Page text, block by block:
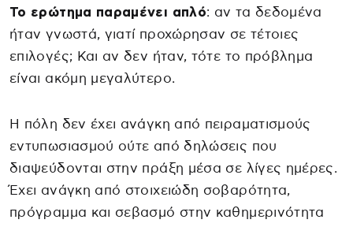
Το ερώτημα παραμένει απλό: αν τα δεδομένα
ήταν γνωστά, γιατί προχώρησαν σε τέτοιες
επιλογές; Και αν δεν ήταν, τότε το πρόβλημα
είναι ακόμη μεγαλύτερο.
Η πόλη δεν έχει ανάγκη από πειραματισμούς
εντυπωσιασμού ούτε από δηλώσεις που
διαψεύδονται στην πράξη μέσα σε λίγες ημέρες.
Έχει ανάγκη από στοιχειώδη σοβαρότητα,
πρόγραμμα και σεβασμό στην καθημερινότητα